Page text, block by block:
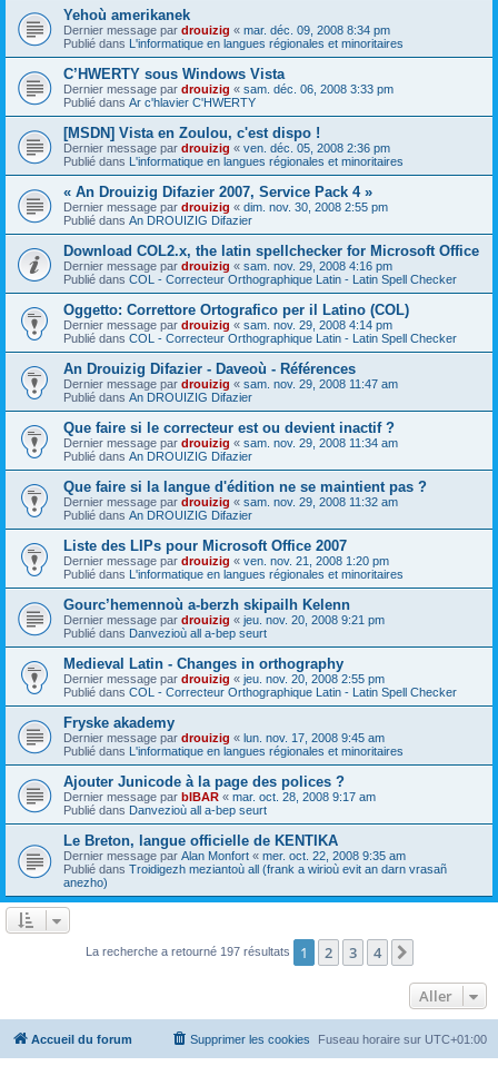
Yehoù amerikanek
Dernier message par drouizig « mar. déc. 09, 2008 8:34 pm
Publié dans L'informatique en langues régionales et minoritaires
C’HWERTY sous Windows Vista
Dernier message par drouizig « sam. déc. 06, 2008 3:33 pm
Publié dans Ar c'hlavier C'HWERTY
[MSDN] Vista en Zoulou, c'est dispo !
Dernier message par drouizig « ven. déc. 05, 2008 2:36 pm
Publié dans L'informatique en langues régionales et minoritaires
« An Drouizig Difazier 2007, Service Pack 4 »
Dernier message par drouizig « dim. nov. 30, 2008 2:55 pm
Publié dans An DROUIZIG Difazier
Download COL2.x, the latin spellchecker for Microsoft Office
Dernier message par drouizig « sam. nov. 29, 2008 4:16 pm
Publié dans COL - Correcteur Orthographique Latin - Latin Spell Checker
Oggetto: Correttore Ortografico per il Latino (COL)
Dernier message par drouizig « sam. nov. 29, 2008 4:14 pm
Publié dans COL - Correcteur Orthographique Latin - Latin Spell Checker
An Drouizig Difazier - Daveoù - Références
Dernier message par drouizig « sam. nov. 29, 2008 11:47 am
Publié dans An DROUIZIG Difazier
Que faire si le correcteur est ou devient inactif ?
Dernier message par drouizig « sam. nov. 29, 2008 11:34 am
Publié dans An DROUIZIG Difazier
Que faire si la langue d'édition ne se maintient pas ?
Dernier message par drouizig « sam. nov. 29, 2008 11:32 am
Publié dans An DROUIZIG Difazier
Liste des LIPs pour Microsoft Office 2007
Dernier message par drouizig « ven. nov. 21, 2008 1:20 pm
Publié dans L'informatique en langues régionales et minoritaires
Gourc’hemennoù a-berzh skipailh Kelenn
Dernier message par drouizig « jeu. nov. 20, 2008 9:21 pm
Publié dans Danvezioù all a-bep seurt
Medieval Latin - Changes in orthography
Dernier message par drouizig « jeu. nov. 20, 2008 2:55 pm
Publié dans COL - Correcteur Orthographique Latin - Latin Spell Checker
Fryske akademy
Dernier message par drouizig « lun. nov. 17, 2008 9:45 am
Publié dans L'informatique en langues régionales et minoritaires
Ajouter Junicode à la page des polices ?
Dernier message par bIBAR « mar. oct. 28, 2008 9:17 am
Publié dans Danvezioù all a-bep seurt
Le Breton, langue officielle de KENTIKA
Dernier message par Alan Monfort « mer. oct. 22, 2008 9:35 am
Publié dans Troidigezh meziantoù all (frank a wirioù evit an darn vrasañ
anezho)
La recherche a retourné 197 résultats 1 2 3 4
Aller
Accueil du forum Fuseau horaire sur UTC+01:00
Supprimer les cookies